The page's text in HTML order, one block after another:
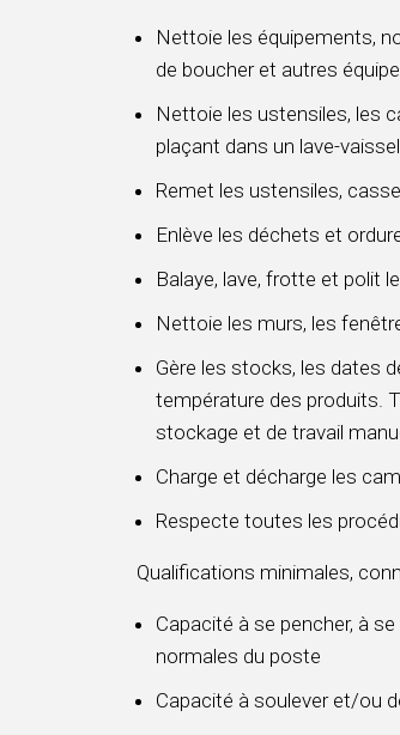
Nettoie les équipements,
de boucher et autres
Nettoie les ustensiles, les
plaçant dans un lave-
Remet les ustensiles,
Enlève les déchets et
Balaye, lave, frotte et polit
Nettoie les murs, les
Gère les stocks, les dates
température des produits.
stockage et de travail
Charge et décharge les
Respecte toutes les
Qualifications minimales,
Capacité à se pencher, à
normales du poste
Capacité à soulever et/ou